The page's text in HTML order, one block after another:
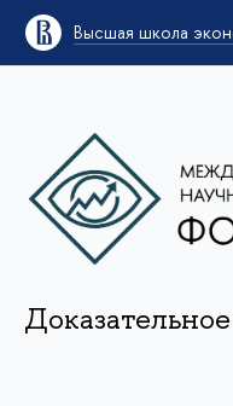
Высшая школа